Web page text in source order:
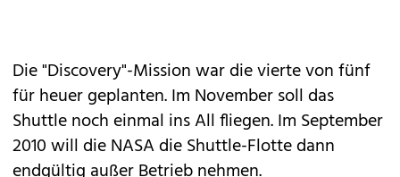
Die "Discovery"-Mission war die vierte von fünf
für heuer geplanten. Im November soll das
Shuttle noch einmal ins All fliegen. Im September
2010 will die NASA die Shuttle-Flotte dann